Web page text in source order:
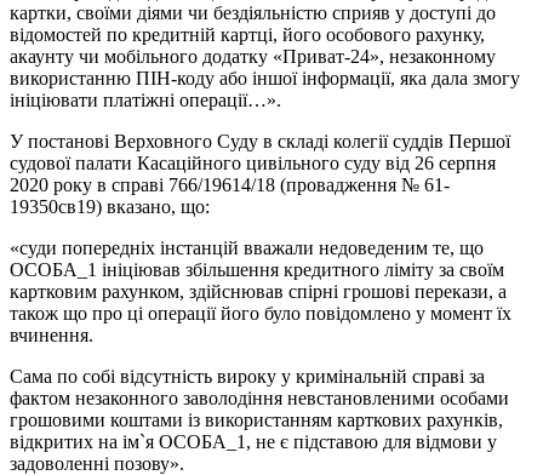
картки, своїми діями чи бездіяльністю сприяв у доступі до
відомостей по кредитній картці, його особового рахунку,
акаунту чи мобільного додатку «Приват-24», незаконному
використанню ПІН-коду або іншої інформації, яка дала змогу
ініціювати платіжні операції…».
У постанові Верховного Суду в складі колегії суддів Першої
судової палати Касаційного цивільного суду від 26 серпня
2020 року в справі 766/19614/18 (провадження № 61-
19350св19) вказано, що:
«суди попередніх інстанцій вважали недоведеним те, що
ОСОБА_1 ініціював збільшення кредитного ліміту за своїм
картковим рахунком, здійснював спірні грошові перекази, а
також що про ці операції його було повідомлено у момент їх
вчинення.
Сама по собі відсутність вироку у кримінальній справі за
фактом незаконного заволодіння невстановленими особами
грошовими коштами із використанням карткових рахунків,
відкритих на ім`я ОСОБА_1, не є підставою для відмови у
задоволенні позову».